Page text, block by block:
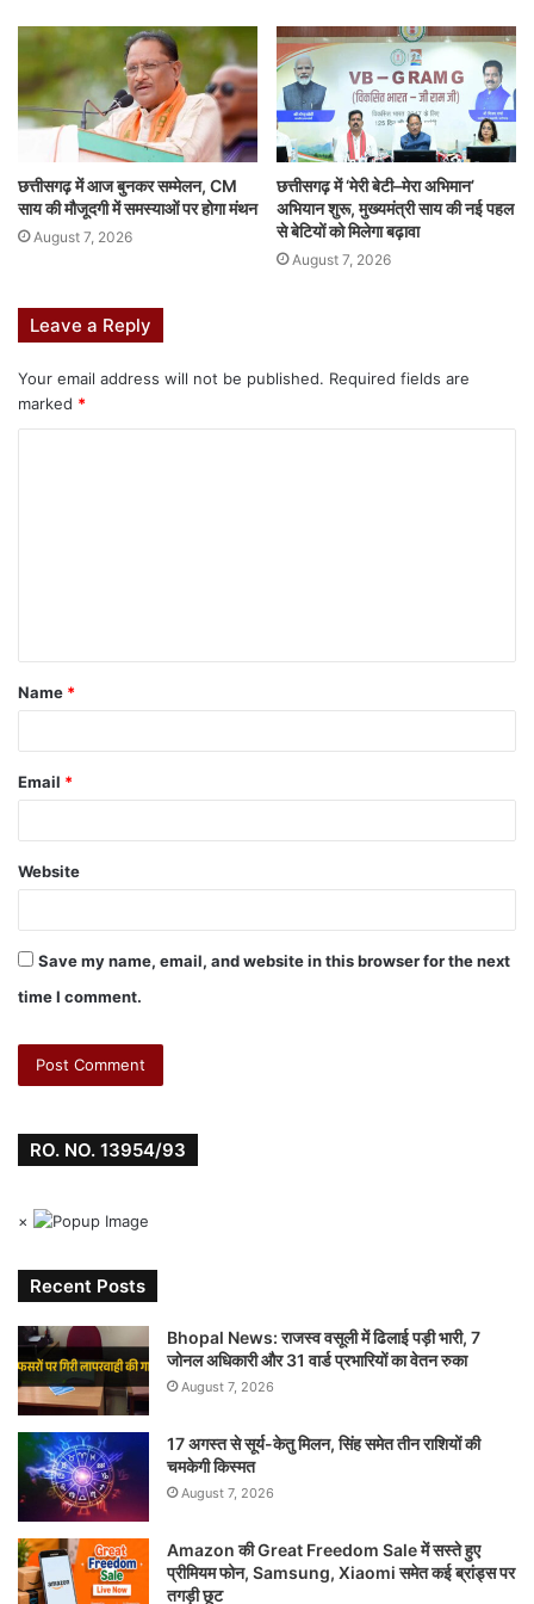
F
a
c
e
b
o
k
W
h
at
s
A
p
X Li
n
k
e
dI
n
M
e
s
s
e
n
T
u
m
bl
r
Pi
nt
er
e
st
S
h
ar
e
featured
छत्तीसगढ़ में आज बुनकर सम्मेलन, CM
साय की मौजूदगी में समस्याओं पर होगा मंथन
August 7, 2026
छत्तीसगढ़ में ‘मेरी बेटी–मेरा अभिमान’
अभियान शुरू, मुख्यमंत्री साय की नई पहल
से बेटियों को मिलेगा बढ़ावा
August 7, 2026
Leave a Reply
Your email address will not be published. Required fields are
marked *
Name *
Email *
Website
Save my name, email, and website in this browser for the next
time I comment.
RO. NO. 13954/93
×
Recent Posts
Bhopal News: राजस्व वसूली में ढिलाई पड़ी भारी, 7
जोनल अधिकारी और 31 वार्ड प्रभारियों का वेतन रुका
August 7, 2026
17 अगस्त से सूर्य-केतु मिलन, सिंह समेत तीन राशियों की
चमकेगी किस्मत
August 7, 2026
Amazon की Great Freedom Sale में सस्ते हुए
प्रीमियम फोन, Samsung, Xiaomi समेत कई ब्रांड्स पर
तगड़ी छूट